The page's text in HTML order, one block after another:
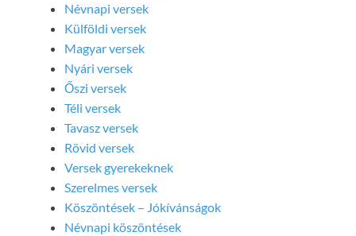
Névnapi versek
Külföldi versek
Magyar versek
Nyári versek
Őszi versek
Téli versek
Tavasz versek
Rövid versek
Versek gyerekeknek
Szerelmes versek
Köszöntések – Jókívánságok
Névnapi köszöntések